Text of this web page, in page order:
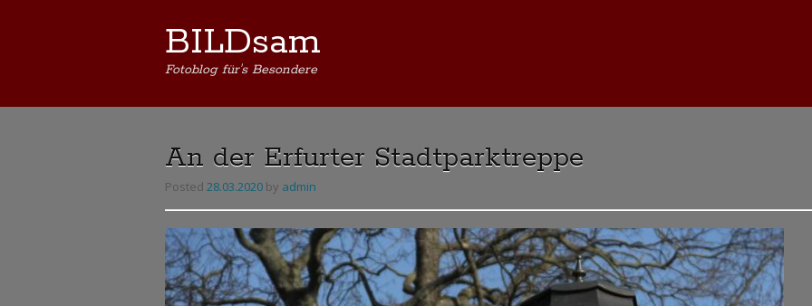
BILDsam
Fotoblog für's Besondere
An der Erfurter Stadtparktreppe
Posted 28.03.2020 by admin